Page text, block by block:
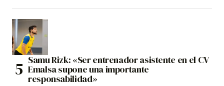
Samu Rizk: «Ser entrenador asistente en el CV
Emalsa supone una importante
responsabilidad»